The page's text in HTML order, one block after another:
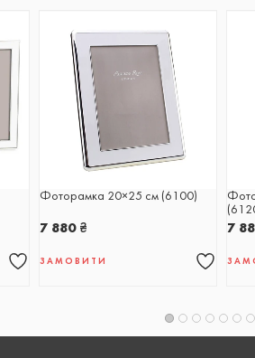
Фоторамка 20×25 см (6100)
7 880 ₴
ЗАМОВИТИ
7